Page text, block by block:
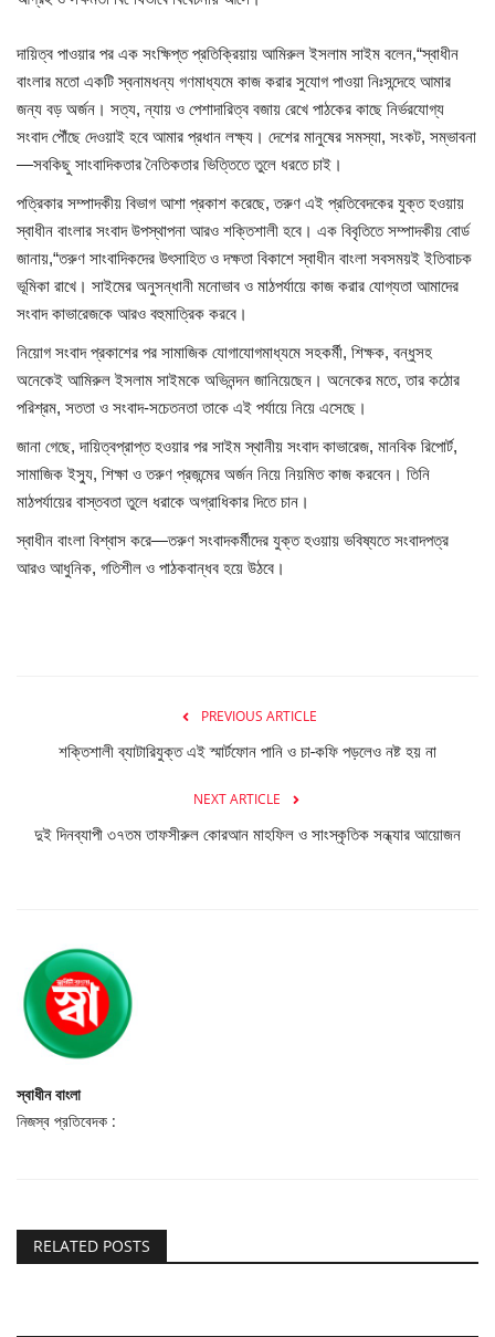
দায়িত্ব পাওয়ার পর এক সংক্ষিপ্ত প্রতিক্রিয়ায় আমিরুল ইসলাম সাইম বলেন,“স্বাধীন
বাংলার মতো একটি স্বনামধন্য গণমাধ্যমে কাজ করার সুযোগ পাওয়া নিঃসন্দেহে আমার
জন্য বড় অর্জন। সত্য, ন্যায় ও পেশাদারিত্ব বজায় রেখে পাঠকের কাছে নির্ভরযোগ্য
সংবাদ পৌঁছে দেওয়াই হবে আমার প্রধান লক্ষ্য। দেশের মানুষের সমস্যা, সংকট, সম্ভাবনা
—সবকিছু সাংবাদিকতার নৈতিকতার ভিত্তিতে তুলে ধরতে চাই।
পত্রিকার সম্পাদকীয় বিভাগ আশা প্রকাশ করেছে, তরুণ এই প্রতিবেদকের যুক্ত হওয়ায়
স্বাধীন বাংলার সংবাদ উপস্থাপনা আরও শক্তিশালী হবে। এক বিবৃতিতে সম্পাদকীয় বোর্ড
জানায়,“তরুণ সাংবাদিকদের উৎসাহিত ও দক্ষতা বিকাশে স্বাধীন বাংলা সবসময়ই ইতিবাচক
ভূমিকা রাখে। সাইমের অনুসন্ধানী মনোভাব ও মাঠপর্যায়ে কাজ করার যোগ্যতা আমাদের
সংবাদ কাভারেজকে আরও বহুমাত্রিক করবে।
নিয়োগ সংবাদ প্রকাশের পর সামাজিক যোগাযোগমাধ্যমে সহকর্মী, শিক্ষক, বন্ধুসহ
অনেকেই আমিরুল ইসলাম সাইমকে অভিনন্দন জানিয়েছেন। অনেকের মতে, তার কঠোর
পরিশ্রম, সততা ও সংবাদ-সচেতনতা তাকে এই পর্যায়ে নিয়ে এসেছে।
জানা গেছে, দায়িত্বপ্রাপ্ত হওয়ার পর সাইম স্থানীয় সংবাদ কাভারেজ, মানবিক রিপোর্ট,
সামাজিক ইস্যু, শিক্ষা ও তরুণ প্রজন্মের অর্জন নিয়ে নিয়মিত কাজ করবেন। তিনি
মাঠপর্যায়ের বাস্তবতা তুলে ধরাকে অগ্রাধিকার দিতে চান।
স্বাধীন বাংলা বিশ্বাস করে—তরুণ সংবাদকর্মীদের যুক্ত হওয়ায় ভবিষ্যতে সংবাদপত্র
আরও আধুনিক, গতিশীল ও পাঠকবান্ধব হয়ে উঠবে।
PREVIOUS ARTICLE
শক্তিশালী ব্যাটারিযুক্ত এই স্মার্টফোন পানি ও চা-কফি পড়লেও নষ্ট হয় না
NEXT ARTICLE
দুই দিনব্যাপী ৩৭তম তাফসীরুল কোরআন মাহফিল ও সাংস্কৃতিক সন্ধ্যার আয়োজন
স্বাধীন বাংলা
নিজস্ব প্রতিবেদক :
RELATED POSTS